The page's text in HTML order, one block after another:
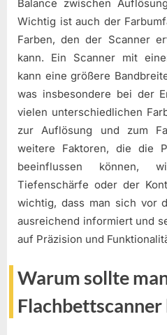
Balance zwischen
Wichtig ist auch der
Farben, den der Scanner
kann. Ein Scanner mit
kann eine größere
was insbesondere bei der
vielen unterschiedlichen
zur Auflösung und zum
weitere Faktoren, die die
beeinflussen können,
Tiefenschärfe oder der
wichtig, dass man sich vor
ausreichend informiert und
auf Präzision und
Warum sollte